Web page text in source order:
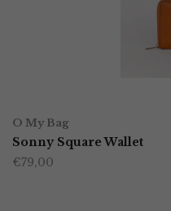
product
heeft
O My Bag
Sonny Square Wallet
€79,00